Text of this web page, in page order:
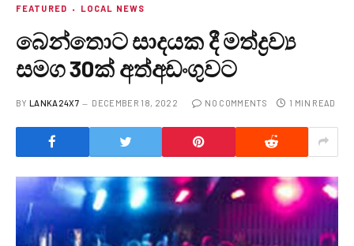
FEATURED LOCAL NEWS
බෙන්තොට සාදයක දී මත්ද්‍රව්‍ය
සමග 30ක් අත්අඩංගුවට
BY LANKA24X7 DECEMBER 18, 2022 NO COMMENTS 1 MIN READ